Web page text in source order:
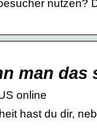
nutzen?
man das
online
hast du dir,